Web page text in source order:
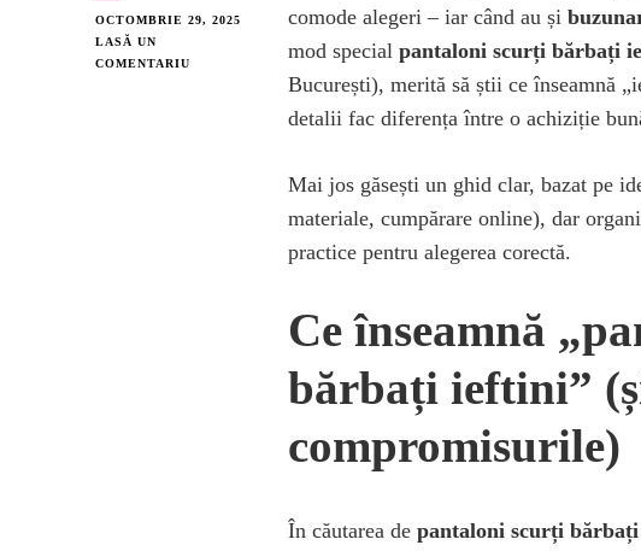
OCTOMBRIE 29, 2025
LASĂ UN
COMENTARIU
comode alegeri – iar când au și
mod special pantaloni scurți bărbați
București), merită să știi ce înseamnă
detalii fac diferența între o achiziție
Mai jos găsești un ghid clar, bazat pe
materiale, cumpărare online), dar
practice pentru alegerea corectă.
Ce înseamnă
bărbați ieftini”
compromisurile)
În căutarea de pantaloni scurți